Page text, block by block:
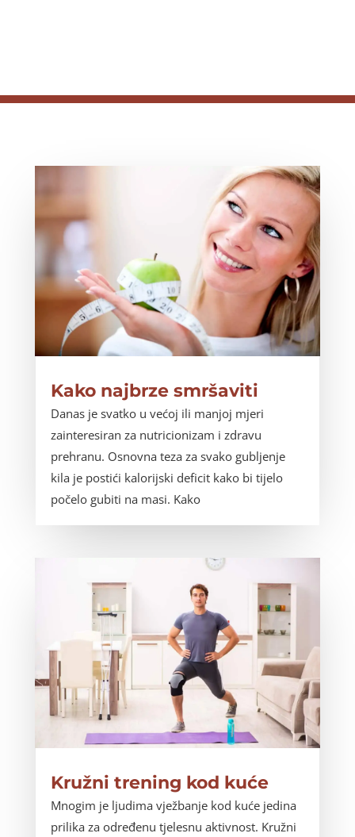
Kako najbrze smršaviti
Danas je svatko u većoj ili manjoj mjeri
zainteresiran za nutricionizam i zdravu
prehranu. Osnovna teza za svako gubljenje
kila je postići kalorijski deficit kako bi tijelo
počelo gubiti na masi. Kako
Kružni trening kod kuće
Mnogim je ljudima vježbanje kod kuće jedina
prilika za određenu tjelesnu aktivnost. Kružni